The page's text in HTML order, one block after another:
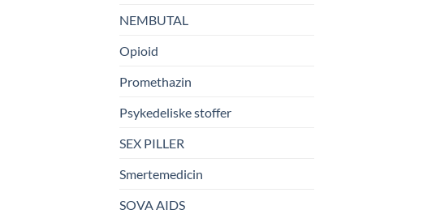
NEMBUTAL
Opioid
Promethazin
Psykedeliske stoffer
SEX PILLER
Smertemedicin
SOVA AIDS